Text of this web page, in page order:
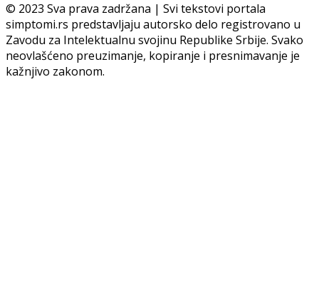
© 2023 Sva prava zadržana | Svi tekstovi portala
simptomi.rs predstavljaju autorsko delo registrovano u
Zavodu za Intelektualnu svojinu Republike Srbije. Svako
neovlašćeno preuzimanje, kopiranje i presnimavanje je
kažnjivo zakonom.